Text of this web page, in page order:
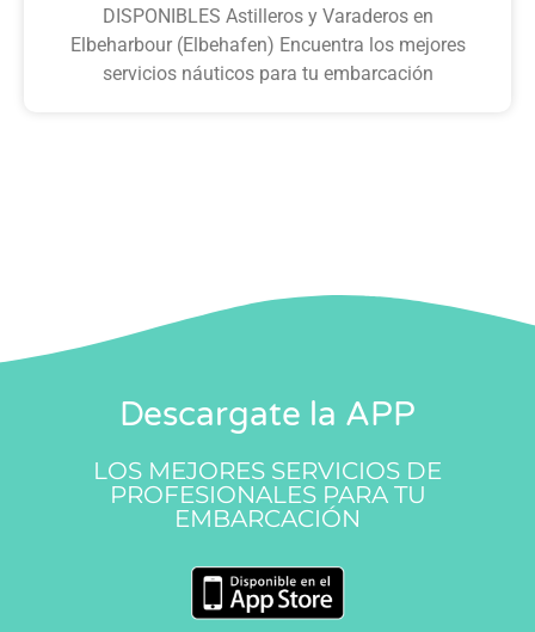
DISPONIBLES Astilleros y Varaderos en
Elbeharbour (Elbehafen) Encuentra los mejores
servicios náuticos para tu embarcación
Descargate la APP
LOS MEJORES SERVICIOS DE
PROFESIONALES PARA TU
EMBARCACIÓN